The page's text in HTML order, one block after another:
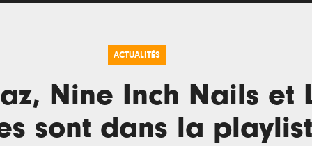
ACTUALITÉS
Nine Inch Nails et
sont dans la playlist